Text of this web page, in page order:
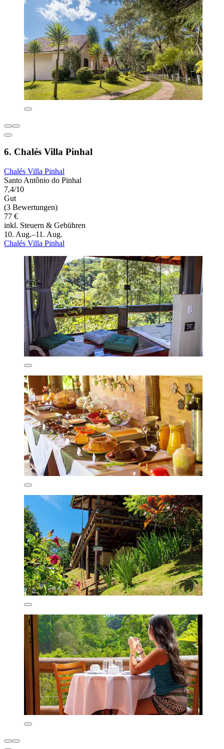
6. Chalés Villa Pinhal
Chalés Villa Pinhal
Santo Antônio do Pinhal
7,4/10
Gut
(3 Bewertungen)
77 €
inkl. Steuern & Gebühren
10. Aug.–11. Aug.
Chalés Villa Pinhal